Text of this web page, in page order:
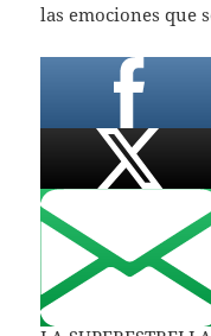
las emociones que